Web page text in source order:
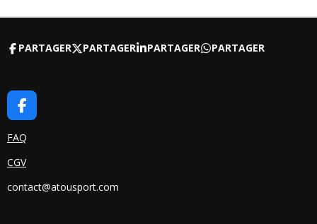
PARTAGER PARTAGER PARTAGER PARTAGER
F
A
C
B
O
FAQ
CGV
contact@atousport.com